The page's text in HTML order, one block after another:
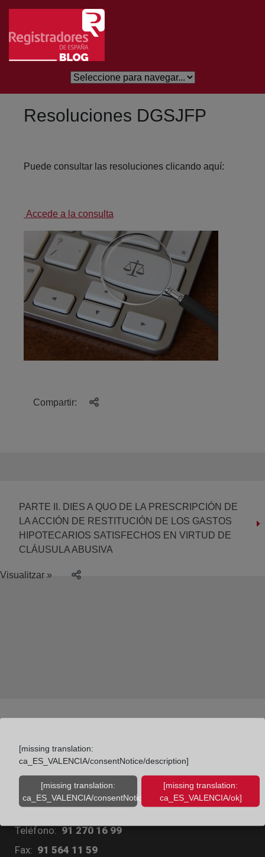
Salta al contingut principal
Resoluciones DGSJFP
Puede consultar las resoluciones clicando aquí:
Accede a la consulta
Compartir:
PARTE II. DIES A QUO DE LA PRESCRIPCIÓN DE
LA ACCIÓN DE RESTITUCIÓN DE LOS GASTOS
HIPOTECARIOS SATISFECHOS EN VIRTUD DE
CLÁUSULA ABUSIVA
Visualitzar »
Colegio de Registradores
Diego de León, 21. 28006 Madrid
Teléfono: 91 270 16 99
Fax: 91 564 11 59
[missing translation:
ca_ES_VALENCIA/consentNotice/description]
[missing translation:
ca_ES_VALENCIA/consentNotice/learnMore]
[missing translation:
ca_ES_VALENCIA/ok]